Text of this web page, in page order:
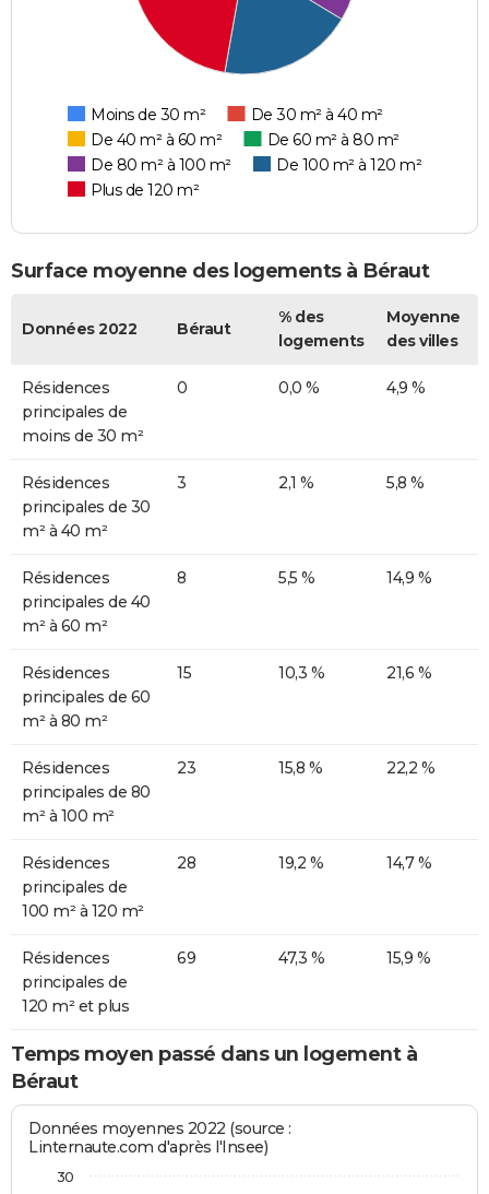
Moins de 30 m²
De 30 m² à 40 m²
De 40 m² à 60 m²
De 60 m² à 80 m²
De 80 m² à 100 m²
De 100 m² à 120 m²
Plus de 120 m²
Surface moyenne des logements à Béraut
Données 2022 Béraut
% des
logements
Moyenne
des villes
Résidences
principales de
moins de 30 m²
0 0,0 % 4,9 %
Résidences
principales de 30
m² à 40 m²
3 2,1 % 5,8 %
Résidences
principales de 40
m² à 60 m²
8 5,5 % 14,9 %
Résidences
principales de 60
m² à 80 m²
15 10,3 % 21,6 %
Résidences
principales de 80
m² à 100 m²
23 15,8 % 22,2 %
Résidences
principales de
100 m² à 120 m²
28 19,2 % 14,7 %
Résidences
principales de
120 m² et plus
69 47,3 % 15,9 %
Temps moyen passé dans un logement à
Béraut
Données moyennes 2022 (source :
Linternaute.com d'après l'Insee)
30